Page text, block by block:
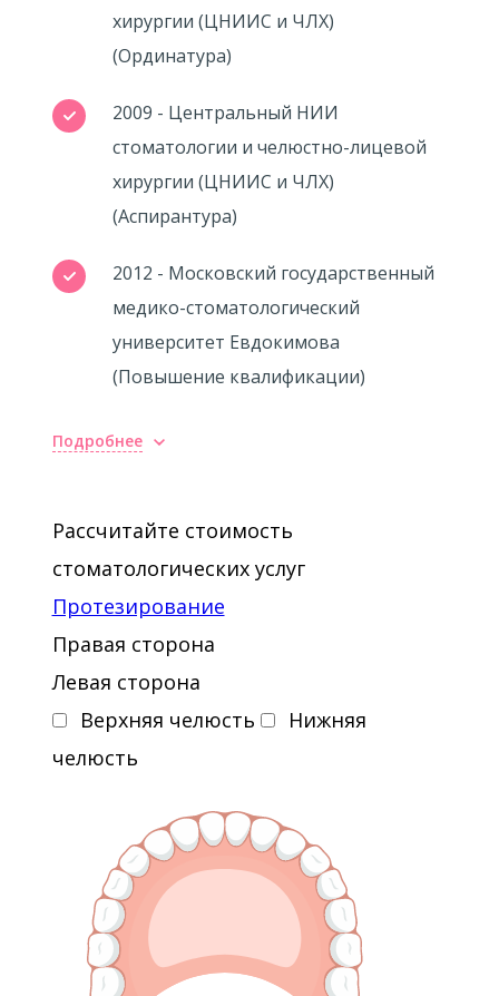
хирургии (ЦНИИС и ЧЛХ)
(Ординатура)
2009 - Центральный НИИ
стоматологии и челюстно-лицевой
хирургии (ЦНИИС и ЧЛХ)
(Аспирантура)
2012 - Московский государственный
медико-стоматологический
университет Евдокимова
(Повышение квалификации)
Подробнее
Рассчитайте стоимость
стоматологических услуг
Протезирование
Правая сторона
Левая сторона
Верхняя челюсть
Нижняя
челюсть